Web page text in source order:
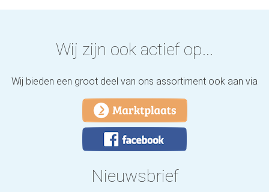
Wij zijn ook actief op...
Wij bieden een groot deel van ons assortiment ook aan via
Nieuwsbrief